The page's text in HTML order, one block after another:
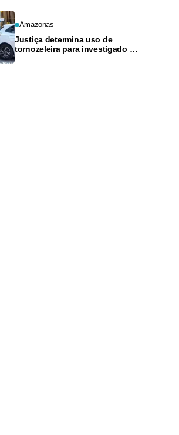
Amazonas
Justiça determina uso de
tornozeleira para investigado por